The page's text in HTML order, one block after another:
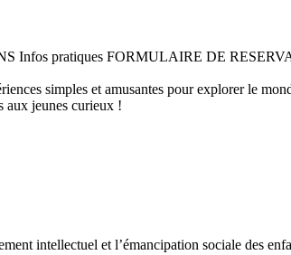
Infos pratiques FORMULAIRE DE
simples et amusantes pour explorer le
aux jeunes curieux !
intellectuel et l’émancipation sociale des